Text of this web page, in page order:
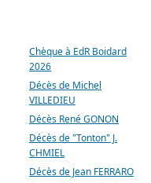
Chèque à EdR Boidard
2026
Décès de Michel
VILLEDIEU
Décès René GONON
Décès de "Tonton" J.
CHMIEL
Décès de Jean FERRARO